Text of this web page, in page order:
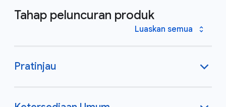
Tahap peluncuran produk
Luaskan semua
Pratinjau